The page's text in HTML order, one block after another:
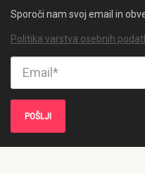
Sporoči nam svoj email in
Politika varstva osebnih